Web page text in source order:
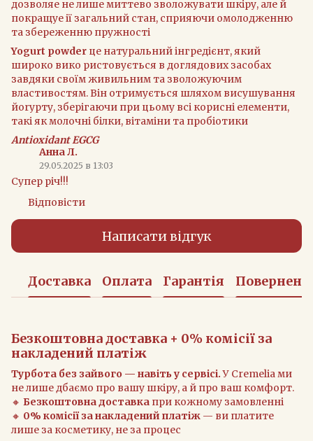
дозволяе не лише миттево зволожувати шкiру, але й
покращуе iї загальний стан, сприяючи омолодженню
та збереженню пружностi
Yogurt powder це натуральний iнгредiєнт, який
широко вико ристовується в доглядових засобах
завдяки своїм живильним та зволожуючим
властивостям. Вiн отримується шляхом висушування
йоrурту, зберiгаючи при цьому всi кориснi елементи,
такi як молочнi бiлки, вiтамiни та пробiотики
Antioxidant EGCG
Анна Л.
29.05.2025 в 13:03
Супер річ!!!
Відповісти
Написати відгук
Доставка Оплата Гарантія
Безкоштовна доставка + 0% комісії за
накладений платіж
Турбота без зайвого — навіть у сервісі.У Cremelia ми
не лише дбаємо про вашу шкіру, а й про ваш комфорт.
🔸 Безкоштовна доставка при кожному замовленні
🔸 0% комісії за накладений платіж — ви платите
лише за косметику, не за процес